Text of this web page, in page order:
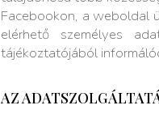
Facebookon, a weboldal
elérhető személyes
tájékoztatójából
AZ